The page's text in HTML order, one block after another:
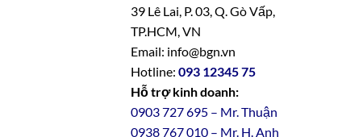
39 Lê Lai, P. 03, Q. Gò Vấp,
TP.HCM, VN
Email: info@bgn.vn
Hotline: 093 12345 75
Hỗ trợ kinh doanh:
0903 727 695 – Mr. Thuận
0938 767 010 – Mr. H. Anh